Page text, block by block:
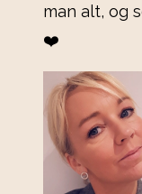
man alt, og
❤️